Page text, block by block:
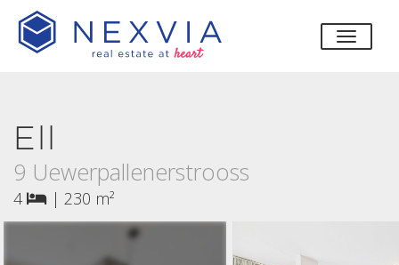
Ell
9 Uewerpallenerstrooss
4 | 230 m²